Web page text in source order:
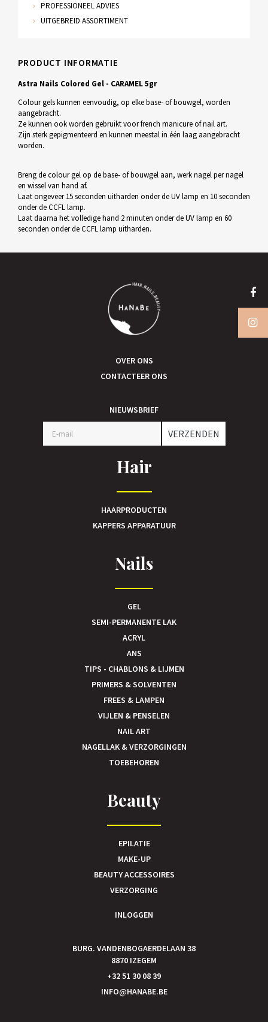
PROFESSIONEEL ADVIES
UITGEBREID ASSORTIMENT
PRODUCT INFORMATIE
Astra Nails Colored Gel - CARAMEL 5gr
Colour gels kunnen eenvoudig, op elke base- of bouwgel, worden
aangebracht.
Ze kunnen ook worden gebruikt voor french manicure of nail art.
Zijn sterk gepigmenteerd en kunnen meestal in één laag aangebracht
worden.
Breng de colour gel op de base- of bouwgel aan, werk nagel per nagel
en wissel van hand af.
Laat ongeveer 15 seconden uitharden onder de UV lamp en 10 seconden
onder de CCFL lamp.
Laat daarna het volledige hand 2 minuten onder de UV lamp en 60
seconden onder de CCFL lamp uitharden.
OVER ONS
CONTACTEER ONS
NIEUWSBRIEF
VERZENDEN
Hair
HAARPRODUCTEN
KAPPERS APPARATUUR
Nails
GEL
SEMI-PERMANENTE LAK
ACRYL
ANS
TIPS - CHABLONS & LIJMEN
PRIMERS & SOLVENTEN
FREES & LAMPEN
VIJLEN & PENSELEN
NAIL ART
NAGELLAK & VERZORGINGEN
TOEBEHOREN
Beauty
EPILATIE
MAKE-UP
BEAUTY ACCESSOIRES
VERZORGING
INLOGGEN
BURG. VANDENBOGAERDELAAN 38
8870 IZEGEM
+32 51 30 08 39
INFO@HANABE.BE